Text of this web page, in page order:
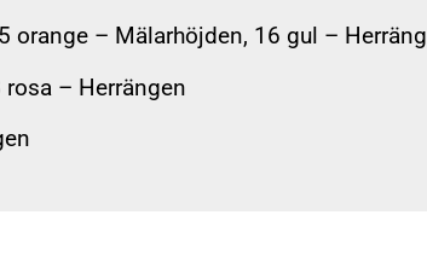
orange – Mälarhöjden, 16 gul –
– Herrängen